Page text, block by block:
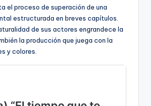
el proceso de superación de una
estructurada en breves capítulos.
de sus actores engrandece la
la producción que juega con la
y colores.